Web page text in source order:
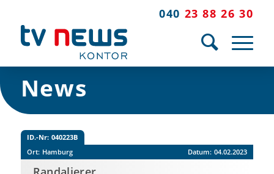
040 23 88 26 30
News
ID.-Nr: 040223B
Ort: Hamburg Datum: 04.02.2023